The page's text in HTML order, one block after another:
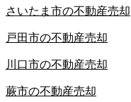
さいたま市の不動産売却
戸田市の不動産売却
川口市の不動産売却
蕨市の不動産売却